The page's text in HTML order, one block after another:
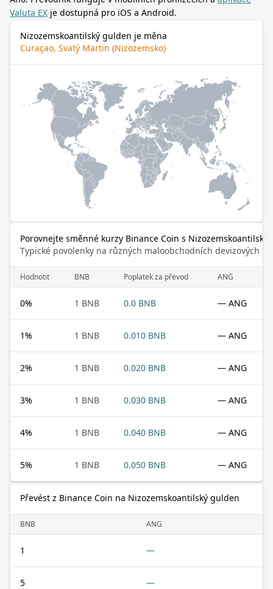
Valuta EX je dostupná pro iOS a Android.
Nizozemskoantilský gulden je měna
Curaçao, Svatý Martin (Nizozemsko)
Porovnejte směnné kurzy Binance Coin s Nizozemskoantilský
Typické povolenky na různých maloobchodních devizových
Hodnotit BNB Poplatek za převod ANG
0% 1 BNB 0.0 BNB — ANG
1% 1 BNB 0.010 BNB — ANG
2% 1 BNB 0.020 BNB — ANG
3% 1 BNB 0.030 BNB — ANG
4% 1 BNB 0.040 BNB — ANG
5% 1 BNB 0.050 BNB — ANG
Převést z Binance Coin na Nizozemskoantilský gulden
BNB ANG
1 —
5 —